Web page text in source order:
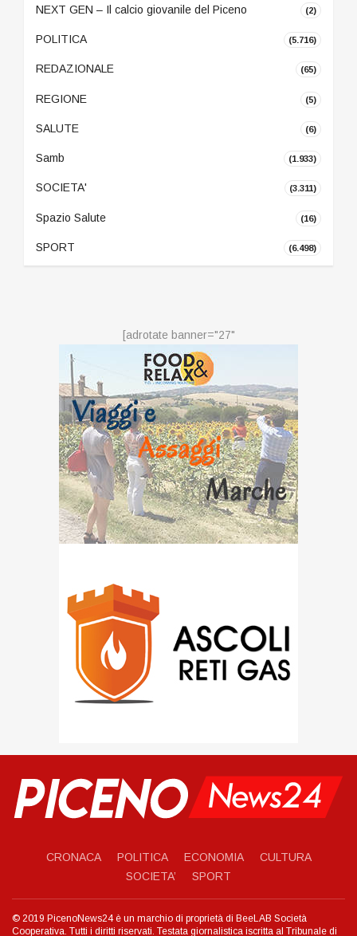
NEXT GEN – Il calcio giovanile del Piceno (2)
POLITICA (5.716)
REDAZIONALE (65)
REGIONE (5)
SALUTE (6)
Samb (1.933)
SOCIETA' (3.311)
Spazio Salute (16)
SPORT (6.498)
[adrotate banner="27"
CRONACA POLITICA ECONOMIA
CULTURA
SOCIETA’
SPORT
© 2019 PicenoNews24 è un marchio di proprietà di BeeLAB Società
Cooperativa. Tutti i diritti riservati. Testata giornalistica iscritta al Tribunale di